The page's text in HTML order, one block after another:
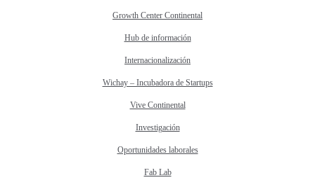
Growth Center Continental
Hub de información
Internacionalización
Wichay – Incubadora de Startups
Vive Continental
Investigación
Oportunidades laborales
Fab Lab